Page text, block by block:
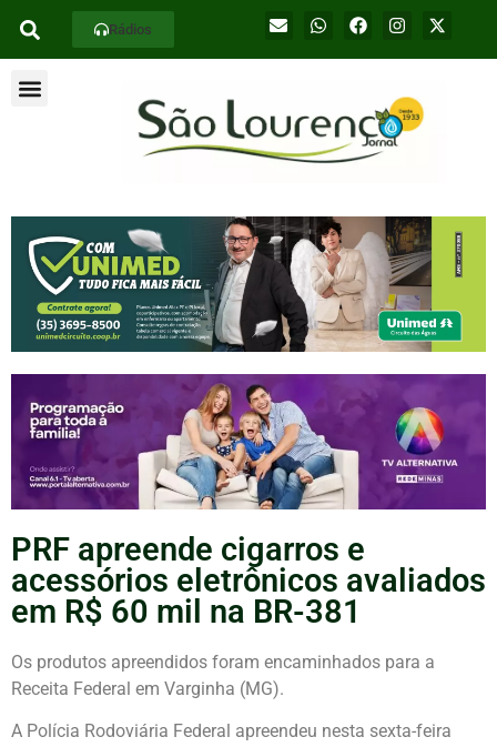
Rádios
PRF apreende cigarros e
acessórios eletrônicos avaliados
em R$ 60 mil na BR-381
Os produtos apreendidos foram encaminhados para a
Receita Federal em Varginha (MG).
A Polícia Rodoviária Federal apreendeu nesta sexta-feira